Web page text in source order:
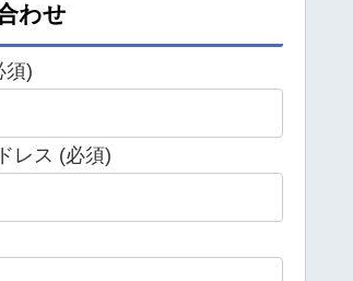
わせ
須)
レス (必須)